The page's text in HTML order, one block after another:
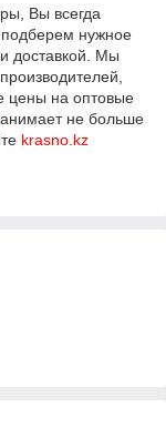
Вы всегда
нужное
доставкой. Мы
цены на оптовые
не больше
krasno.kz